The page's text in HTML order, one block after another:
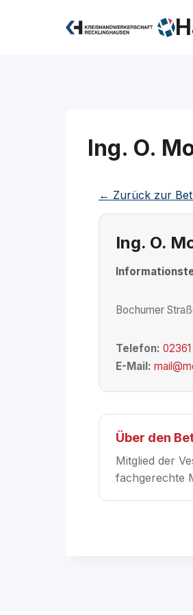
Ing. O.
← Zurück zur
Ing. O.
Bochumer
Telefon:
E-Mail:
Über den
Mitglied der
fachgerechte